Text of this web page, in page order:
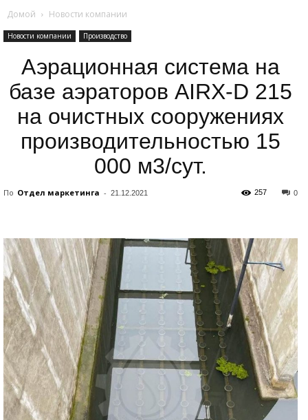
Домой Новости компании
Новости компании Производство
Аэрационная система на
базе аэраторов AIRX-D 215
на очистных сооружениях
производительностью 15
000 м3/сут.
По Отдел маркетинга - 21.12.2021 0
257